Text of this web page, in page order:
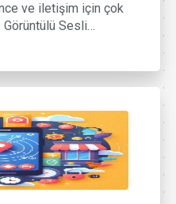
ve iletişim için çok
Görüntülü Sesli…